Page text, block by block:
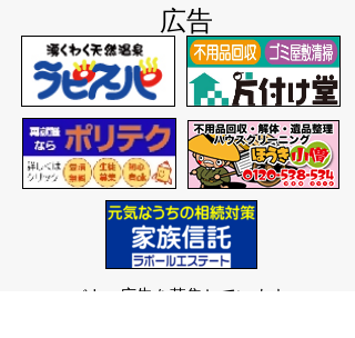
広告
バナー広告を募集しています